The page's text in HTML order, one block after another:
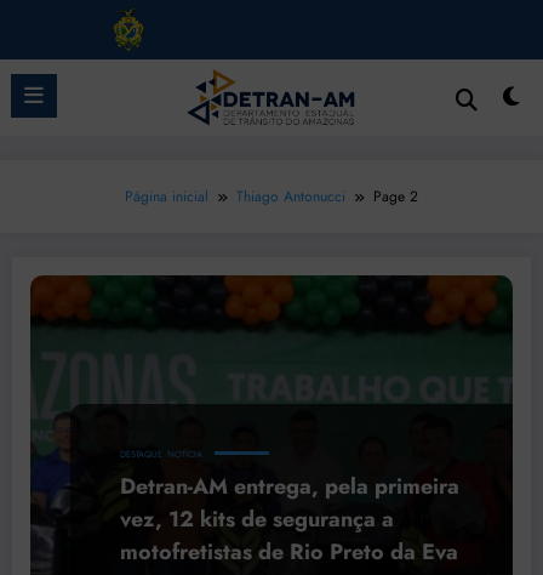
Pular
para
Página inicial Thiago Antonucci Page 2
DESTAQUE NOTÍCIA
Detran-AM entrega, pela primeira
vez, 12 kits de segurança a
motofretistas de Rio Preto da Eva